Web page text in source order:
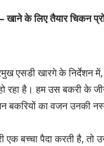
खाने के लिए तैयार चिकन
एसडी खारगे के निर्देशन
रहा है। हम उस बकरी के
बकरियों का वजन उनकी
एक बच्चा पैदा करती है,